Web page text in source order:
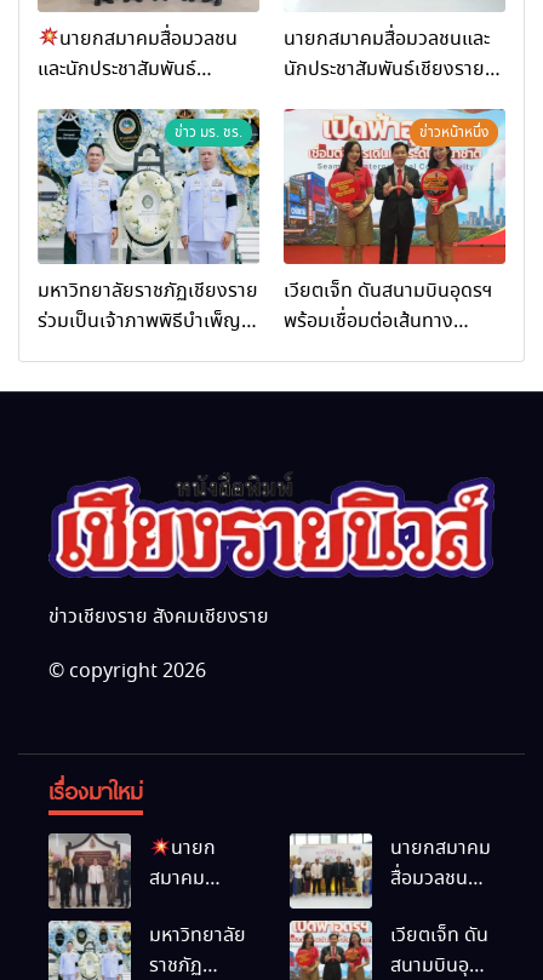
นายกสมาคมสื่อมวลชน
และนักประชาสัมพันธ์
เปิด “โครงการเสริมสร้างสุข
ภาวะพระสงฆ์” ถวายพระกุศล
99 พรรษา สมเด็จพระ
สังฆราช
นายกสมาคมสื่อมวลชนและ
นักประชาสัมพันธ์เชียงราย
การท่องเที่ยวและกีฬาจังหวัด
เชียงราย จัดกิจกรรมอบรม
“การพัฒนาศักยภาพผู้
ประกอบการและเครือข่าย
ธุรกิจ Wellness สู่การ
เติบโตอย่างยั่งยืน (Chiang
Rai Wellness Business
ข่าว มร. ชร.
มหาวิทยาลัยราชภัฏเชียงราย
ร่วมเป็นเจ้าภาพพิธีบำเพ็ญ
ข่าวหน้าหนึ่ง
เวียตเจ็ท ดันสนามบินอุดรฯ
พร้อมเชื่อมต่อเส้นทาง
ข่าวเชียงราย สังคมเชียงราย
© copyright 2026
เรื่องมาใหม่
นายก
สมาคม
และนัก
ประชาสัมพันธ์
นายกสมาคม
สื่อมวลชน
ประชาสัมพันธ์
เชียงราย
มหาวิทยาลัย
ราชภัฏ
เวียตเจ็ท ดัน
สนามบินอุ